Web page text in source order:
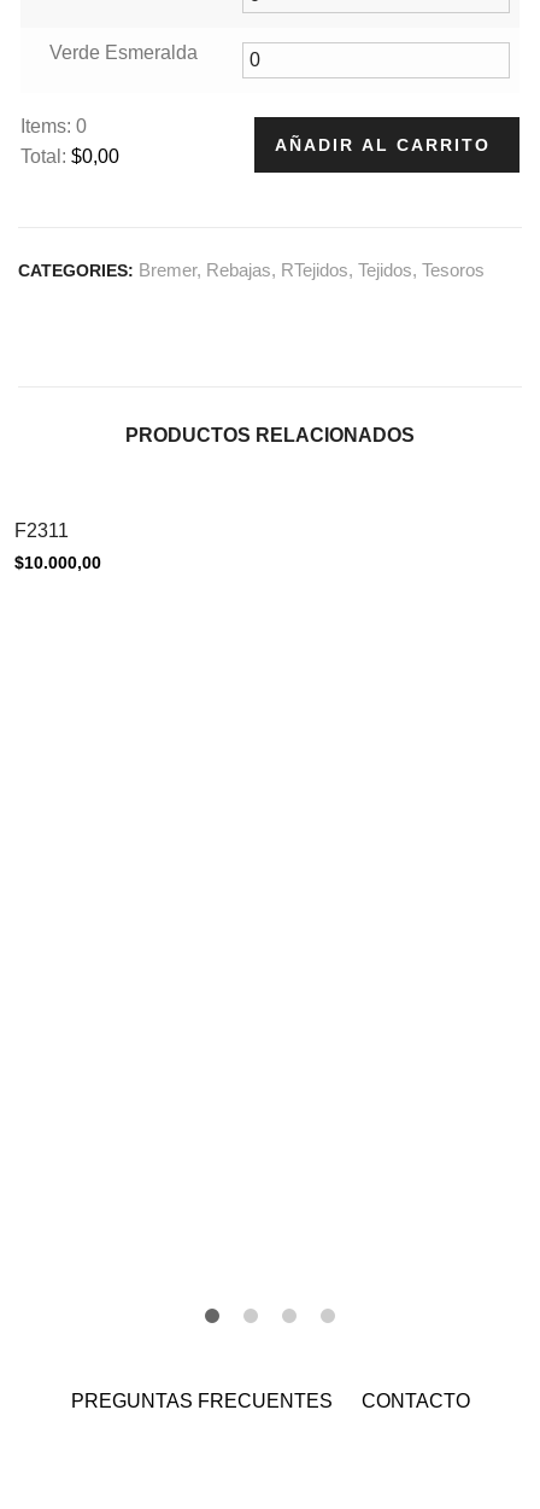
Verde Esmeralda
Items: 0
Total : $0,00
e
t
AÑADIR AL CARRITO
CATEGORIES: Bremer, Rebajas, RTejidos, Tejidos, Tesoros
PRODUCTOS RELACIONADOS
F2311
$10.000,00
PREGUNTAS FRECUENTES CONTACTO